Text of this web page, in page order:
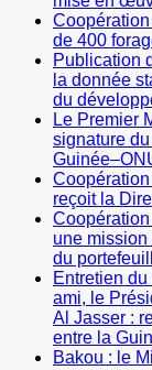
de 400
Publication
la donnée
du
Le Premier
signature
reçoit la
une mission
du
Entretien
ami, le
Al Jasser :
entre la
Bakou : le